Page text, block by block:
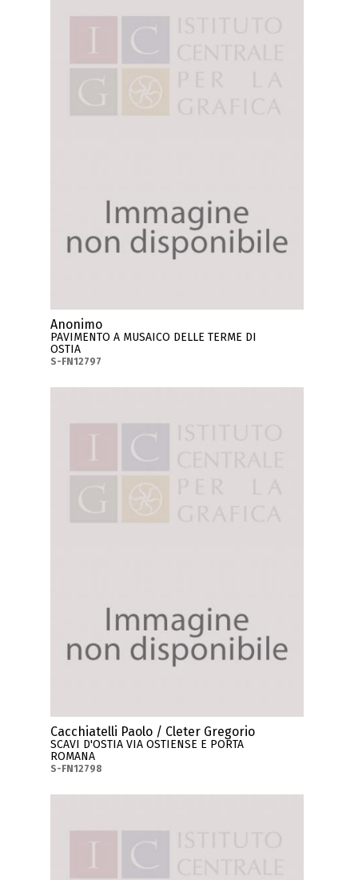
Anonimo
PAVIMENTO A MUSAICO DELLE TERME DI
OSTIA
S-FN12797
Cacchiatelli Paolo / Cleter Gregorio
SCAVI D'OSTIA VIA OSTIENSE E PORTA
ROMANA
S-FN12798